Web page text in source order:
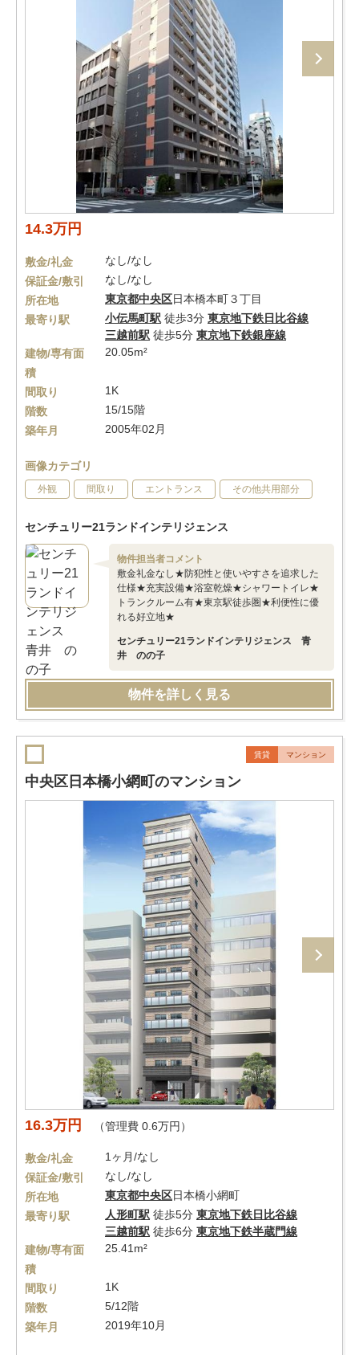
14.3万円
敷金/礼金
なし/なし
保証金/敷引
なし/なし
所在地
東京都中央区日本橋本町３丁目
最寄り駅
小伝馬町駅 徒歩3分 東京地下鉄日比谷線
三越前駅 徒歩5分 東京地下鉄銀座線
建物/専有面
積
20.05m²
間取り
1K
階数
15/15階
築年月
2005年02月
画像カテゴリ
外観 間取り エントランス その他共用部分
センチュリー21ランドインテリジェンス
物件担当者コメント
敷金礼金なし★防犯性と使いやすさを追求した
仕様★充実設備★浴室乾燥★シャワートイレ★
トランクルーム有★東京駅徒歩圏★利便性に優
れる好立地★
センチュリー21ランドインテリジェンス 青
井 のの子
物件を詳しく見る
賃貸 マンション
中央区日本橋小網町のマンション
16.3万円 （管理費 0.6万円）
敷金/礼金
1ヶ月/なし
保証金/敷引
なし/なし
所在地
東京都中央区日本橋小網町
最寄り駅
人形町駅 徒歩5分 東京地下鉄日比谷線
三越前駅 徒歩6分 東京地下鉄半蔵門線
建物/専有面
積
25.41m²
間取り
1K
階数
5/12階
築年月
2019年10月